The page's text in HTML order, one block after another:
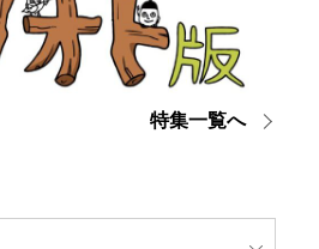
特集一覧へ